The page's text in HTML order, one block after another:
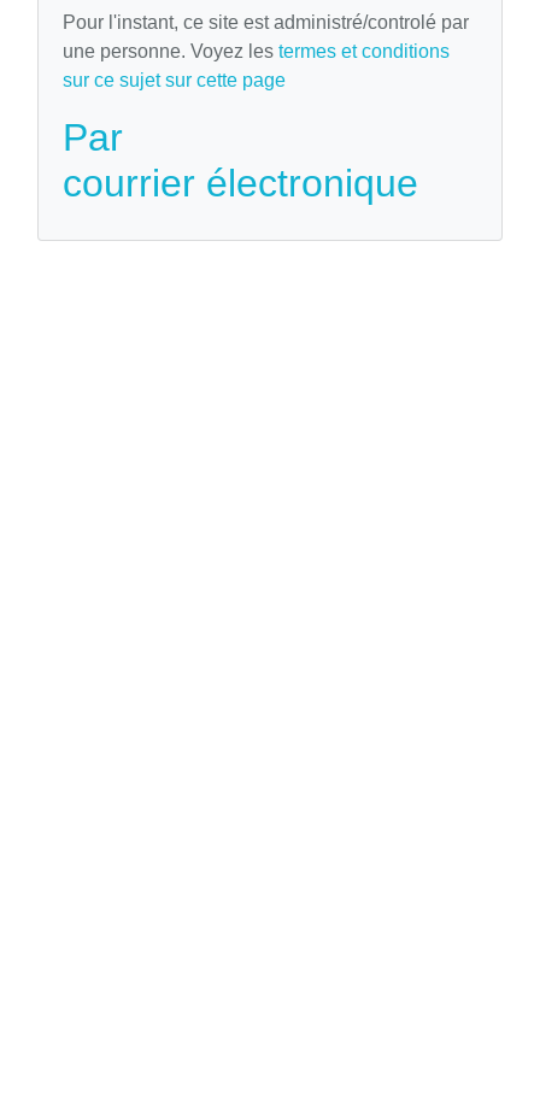
Pour l'instant, ce site est administré/controlé par
une personne. Voyez les termes et conditions
sur ce sujet sur cette page
Par
courrier électronique